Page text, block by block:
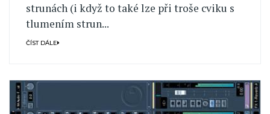
strunách (i když to také lze při troše cviku s
tlumením strun...
ČÍST DÁLE